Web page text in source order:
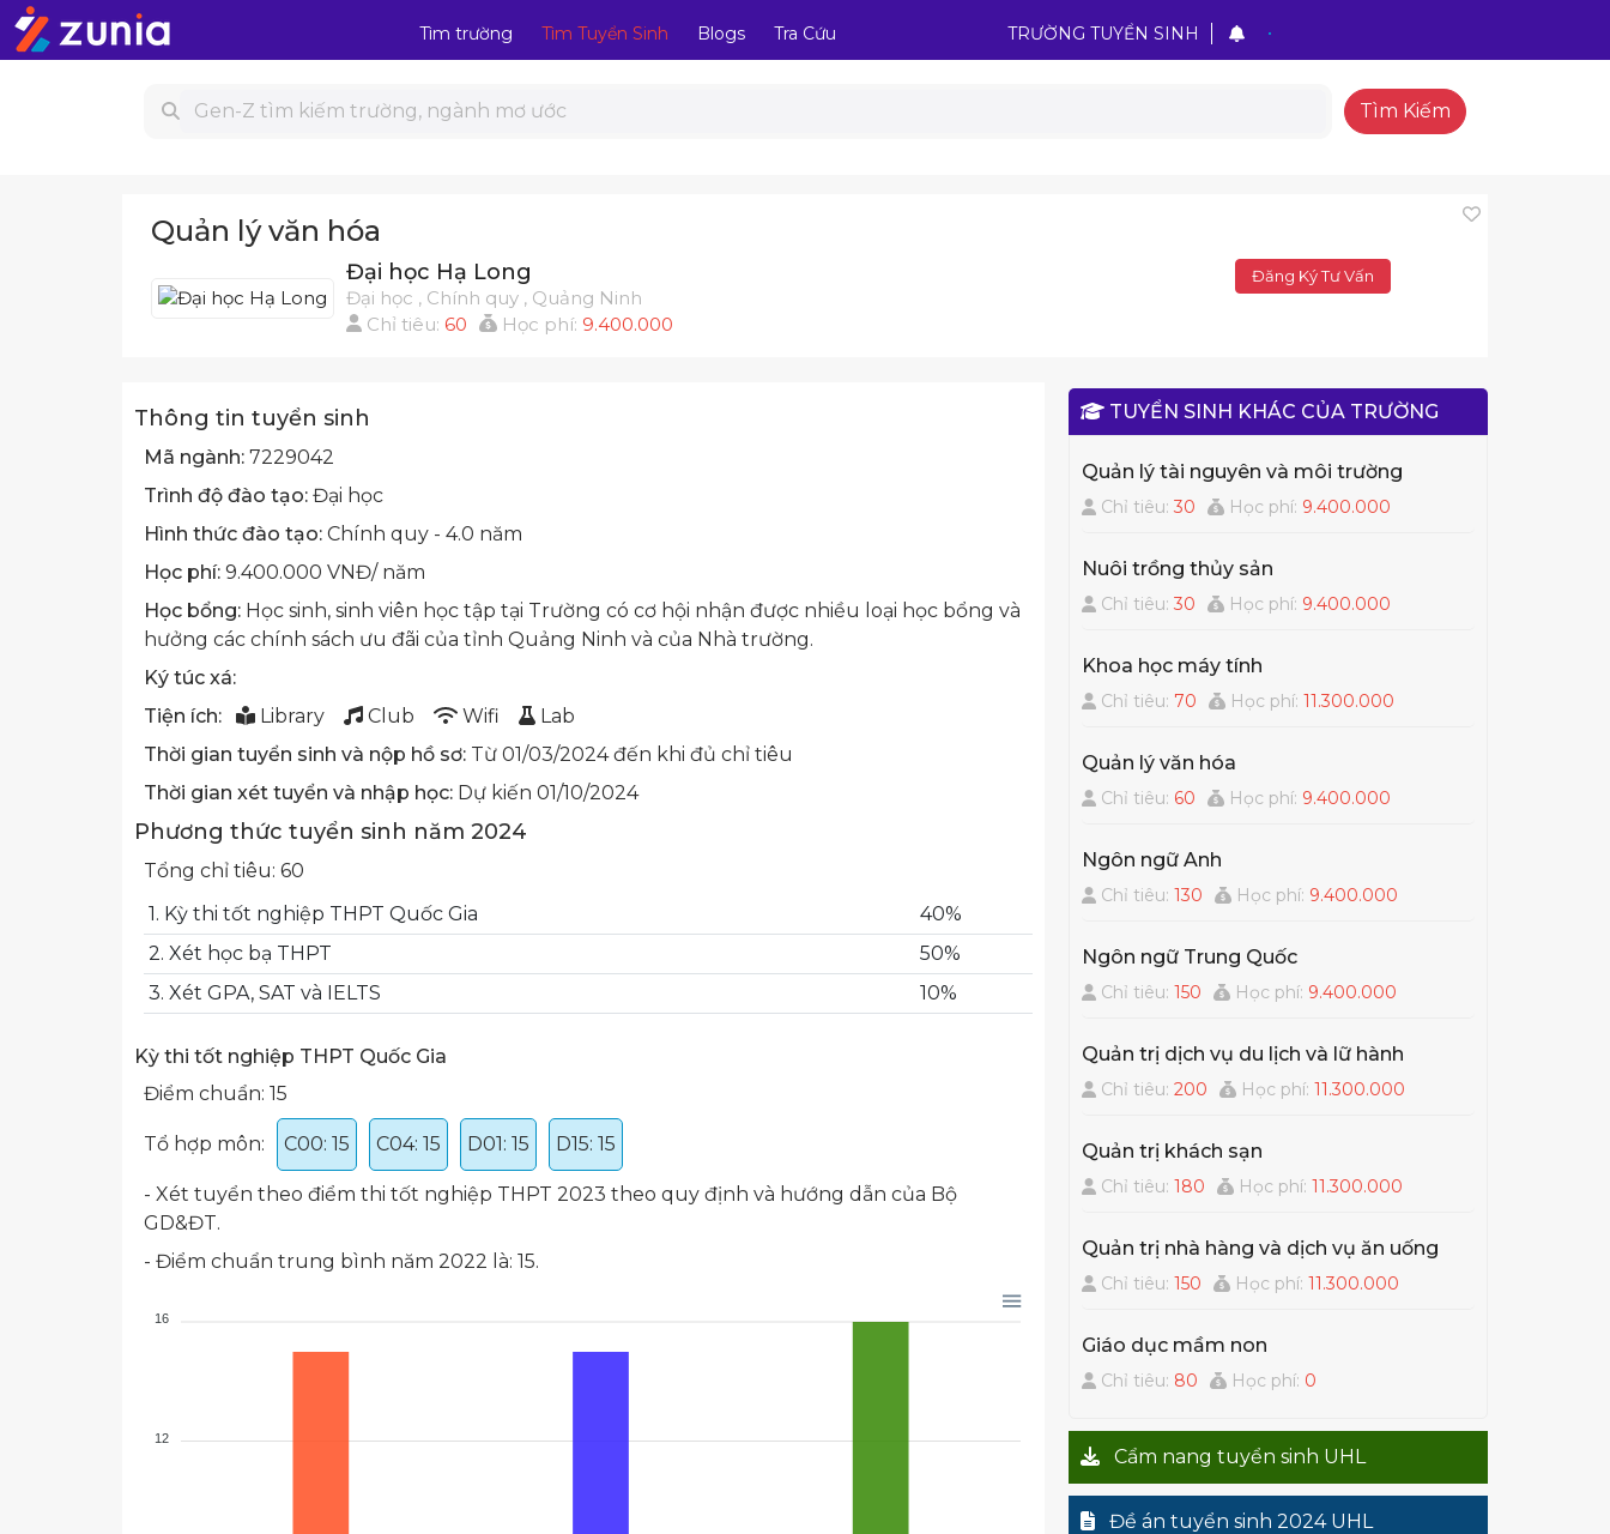
Tìm trường Tìm Tuyển Sinh Blogs Tra Cứu TRƯỜNG TUYỂN SINH
Tìm Kiếm
Quản lý văn hóa
Đại học Hạ Long
Đại học , Chính quy , Quảng Ninh
Chỉ tiêu: 60 Học phí: 9.400.000
Đăng Ký Tư Vấn
Thông tin tuyển sinh
Mã ngành: 7229042
Trình độ đào tạo: Đại học
Hình thức đào tạo: Chính quy - 4.0 năm
Học phí: 9.400.000 VNĐ/ năm
Học bổng: Học sinh, sinh viên học tập tại Trường có cơ hội nhận được nhiều loại học bổng và
hưởng các chính sách ưu đãi của tỉnh Quảng Ninh và của Nhà trường.
Ký túc xá:
Tiện ích:
Library Club Wifi
Lab
Thời gian tuyển sinh và nộp hồ sơ: Từ 01/03/2024 đến khi đủ chỉ tiêu
Thời gian xét tuyển và nhập học: Dự kiến 01/10/2024
Phương thức tuyển sinh năm 2024
Tổng chỉ tiêu: 60
1. Kỳ thi tốt nghiệp THPT Quốc Gia
40%
2. Xét học bạ THPT
50%
3. Xét GPA, SAT và IELTS
10%
Kỳ thi tốt nghiệp THPT Quốc Gia
Điểm chuẩn: 15
Tổ hợp môn: C00: 15 C04: 15 D01: 15 D15: 15
- Xét tuyển theo điểm thi tốt nghiệp THPT 2023 theo quy định và hướng dẫn của Bộ
GD&ĐT.
- Điểm chuẩn trung bình năm 2022 là: 15.
16
12
TUYỂN SINH KHÁC CỦA TRƯỜNG
Quản lý tài nguyên và môi trường
Chỉ tiêu:30 Học phí: 9.400.000
Nuôi trồng thủy sản
Chỉ tiêu:30 Học phí: 9.400.000
Khoa học máy tính
Chỉ tiêu: 70 Học phí:11.300.000
Quản lý văn hóa
Chỉ tiêu: 60 Học phí: 9.400.000
Ngôn ngữ Anh
Chỉ tiêu:130 Học phí: 9.400.000
Ngôn ngữ Trung Quốc
Chỉ tiêu:150 Học phí: 9.400.000
Quản trị dịch vụ du lịch và lữ hành
Chỉ tiêu:200 Học phí:11.300.000
Quản trị khách sạn
Chỉ tiêu:180 Học phí:11.300.000
Quản trị nhà hàng và dịch vụ ăn uống
Chỉ tiêu:150 Học phí:11.300.000
Giáo dục mầm non
Chỉ tiêu: 80 Học phí: 0
Cẩm nang tuyển sinh UHL
Đề án tuyển sinh 2024 UHL